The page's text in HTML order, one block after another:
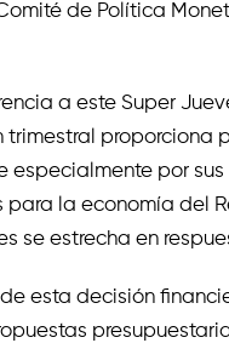
de Política
a este Super
trimestral proporciona
especialmente por
para la economía del
se estrecha en
de esta decisión